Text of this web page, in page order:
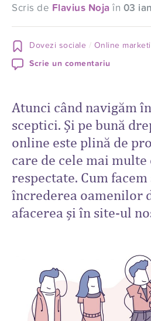
Scris de Flavius Noja în 03
Dovezi sociale
Online
Scrie un comentariu
Atunci când navigăm
sceptici. Și pe bună
online este plină de
care de cele mai
respectate. Cum facem
încrederea oamenilor
afacerea și în site-ul